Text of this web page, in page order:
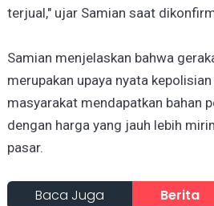
terjual," ujar Samian saat
Samian menjelaskan bahwa
merupakan upaya nyata
masyarakat mendapatkan bahan
dengan harga yang jauh lebih
pasar.
Baca Juga Berita